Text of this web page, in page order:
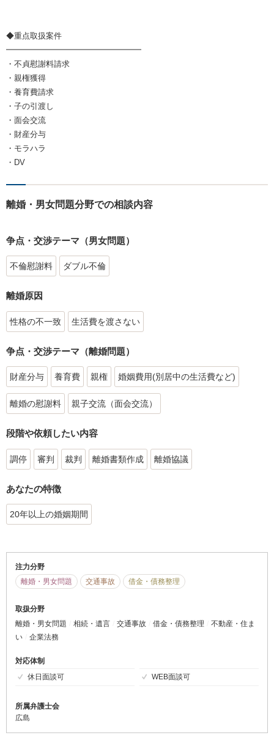
◆重点取扱案件
━━━━━━━━━━━━━━━━━
・不貞慰謝料請求
・親権獲得
・養育費請求
・子の引渡し
・面会交流
・財産分与
・モラハラ
・DV
離婚・男女問題分野での相談内容
争点・交渉テーマ（男女問題）
不倫慰謝料 ダブル不倫
離婚原因
性格の不一致 生活費を渡さない
争点・交渉テーマ（離婚問題）
財産分与 養育費 親権 婚姻費用(別居中の生活費など)
離婚の慰謝料 親子交流（面会交流）
段階や依頼したい内容
調停 審判 裁判 離婚書類作成 離婚協議
あなたの特徴
20年以上の婚姻期間
注力分野
離婚・男女問題
交通事故 借金・債務整理
取扱分野
離婚・男女問題
相続・遺言 交通事故 借金・債務整理
不動産・住ま
い
企業法務
対応体制
休日面談可
WEB面談可
所属弁護士会
広島